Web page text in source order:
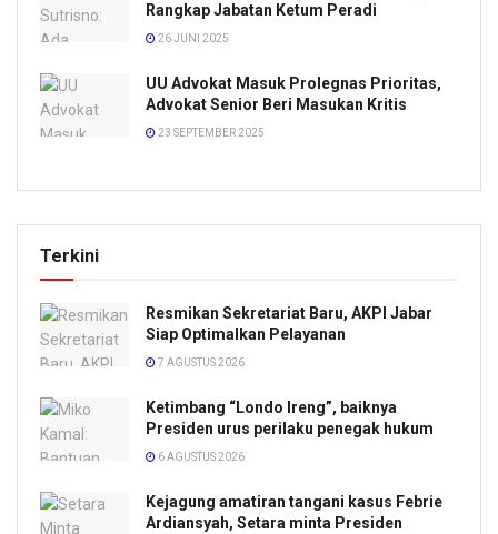
Rangkap Jabatan Ketum Peradi
26 JUNI 2025
UU Advokat Masuk Prolegnas Prioritas,
Advokat Senior Beri Masukan Kritis
23 SEPTEMBER 2025
Terkini
Resmikan Sekretariat Baru, AKPI Jabar
Siap Optimalkan Pelayanan
7 AGUSTUS 2026
Ketimbang “Londo Ireng”, baiknya
Presiden urus perilaku penegak hukum
6 AGUSTUS 2026
Kejagung amatiran tangani kasus Febrie
Ardiansyah, Setara minta Presiden